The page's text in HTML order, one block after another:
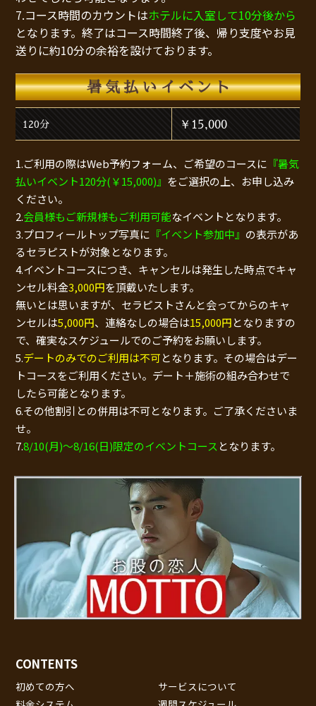
7.コース時間のカウントはホテルに入室して10分後から
となります。終了はコース時間終了後、帰り支度やお見
送りに約10分の余裕を設けております。
暑気払いイベント
120分 ￥15,000
1.ご利用の際はWeb予約フォーム、ご希望のコースに 『暑気
払いイベント120分(￥15,000)』 をご選択の上、お申し込み
ください。
2.会員様もご新規様もご利用可能なイベントとなります。
3.プロフィールトップ写真に 『イベント参加中』 の表示があ
るセラピストが対象となります。
4.イベントコースにつき、キャンセルは発生した時点でキャ
ンセル料金3,000円を頂戴いたします。
無いとは思いますが、セラピストさんと会ってからのキャ
ンセルは5,000円、連絡なしの場合は15,000円となりますの
で、確実なスケジュールでのご予約をお願いします。
5.デートのみでのご利用は不可となります。その場合はデー
トコースをご利用ください。デート＋施術の組み合わせで
したら可能となります。
6.その他割引との併用は不可となります。ご了承くださいま
せ。
7.8/10(月)～8/16(日)限定のイベントコース となります。
CONTENTS
初めての方へ
サービスについて